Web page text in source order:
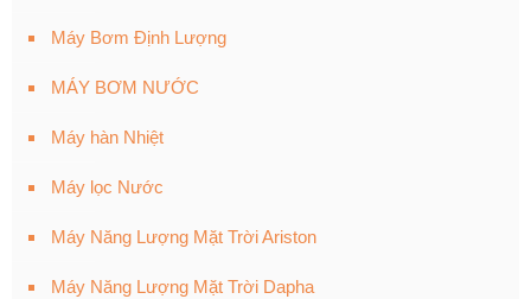
Máy Bơm Định Lượng
MÁY BƠM NƯỚC
Máy hàn Nhiệt
Máy lọc Nước
Máy Năng Lượng Mặt Trời Ariston
Máy Năng Lượng Mặt Trời Dapha